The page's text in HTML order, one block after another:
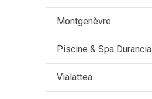
Montgenèvre
Piscine & Spa Durancia
Vialattea